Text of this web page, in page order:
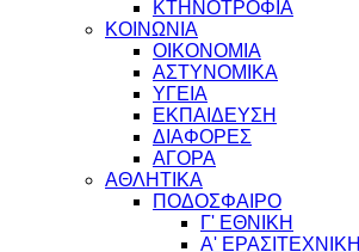
ΚΤΗΝΟΤΡΟΦΙΑ
ΚΟΙΝΩΝΙΑ
ΟΙΚΟΝΟΜΙΑ
ΑΣΤΥΝΟΜΙΚΑ
ΥΓΕΙΑ
ΕΚΠΑΙΔΕΥΣΗ
ΔΙΑΦΟΡΕΣ
ΑΓΟΡΑ
ΑΘΛΗΤΙΚΑ
ΠΟΔΟΣΦΑΙΡΟ
Γ' ΕΘΝΙΚΗ
Α' ΕΡΑΣΙΤΕΧΝΙΚΗ